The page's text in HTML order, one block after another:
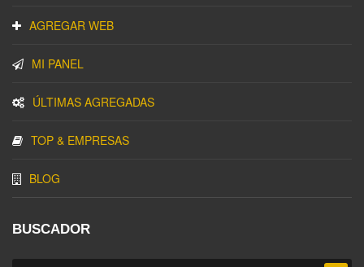
AGREGAR WEB
MI PANEL
ÚLTIMAS AGREGADAS
TOP & EMPRESAS
BLOG
BUSCADOR